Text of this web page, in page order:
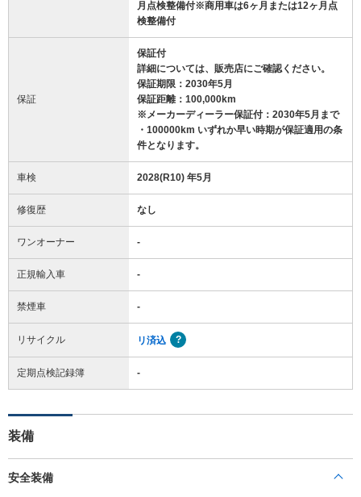
月点検整備付※商用車は6ヶ月または12ヶ月点
検整備付
保証
保証付
詳細については、販売店にご確認ください。
保証期限：2030年5月
保証距離：100,000km
※メーカーディーラー保証付：2030年5月まで
・100000km いずれか早い時期が保証適用の条
件となります。
車検 2028(R10) 年5月
修復歴 なし
ワンオーナー -
正規輸入車 -
禁煙車 -
リサイクル リ済込
定期点検記録簿 -
装備
安全装備